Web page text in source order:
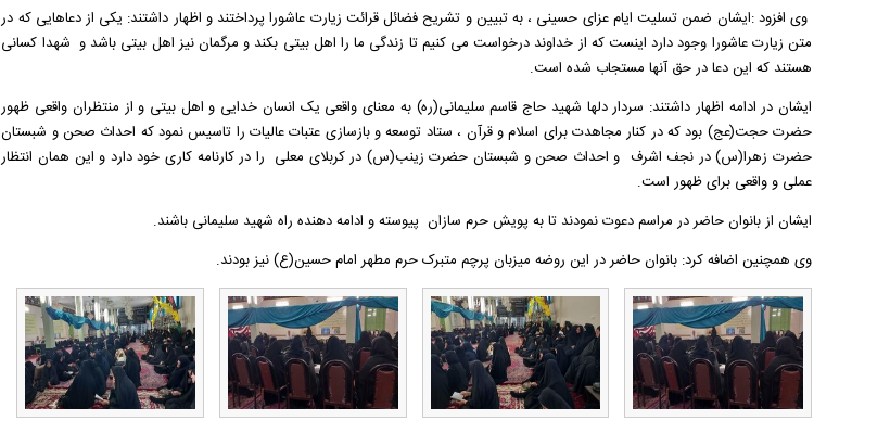
وی افزود :ایشان ضمن تسلیت ایام عزای حسینی ، به تبیین و تشریح فضائل قرائت زیارت عاشورا پرداختند و اظهار داشتند: یکی از دعاهایی که در
متن زیارت عاشورا وجود دارد اینست که از خداوند درخواست می کنیم تا زندگی ما را اهل بیتی بکند و مرگمان نیز اهل بیتی باشد و شهدا کسانی
هستند که این دعا در حق آنها مستجاب شده است.
ایشان در ادامه اظهار داشتند: سردار دلها شهید حاج قاسم سلیمانی(ره) به معنای واقعی یک انسان خدایی و اهل بیتی و از منتظران واقعی ظهور
حضرت حجت(عج) بود که در کنار مجاهدت برای اسلام و قرآن ، ستاد توسعه و بازسازی عتبات عالیات را تاسیس نمود که احداث صحن و شبستان
حضرت زهرا(س) در نجف اشرف و احداث صحن و شبستان حضرت زینب(س) در کربلای معلی را در کارنامه کاری خود دارد و این همان انتظار
عملی و واقعی برای ظهور است.
ایشان از بانوان حاضر در مراسم دعوت نمودند تا به پویش حرم سازان پیوسته و ادامه دهنده راه شهید سلیمانی باشند.
وی همچنین اضافه کرد: بانوان حاضر در این روضه میزبان پرچم متبرک حرم مطهر امام حسین(ع) نیز بودند.